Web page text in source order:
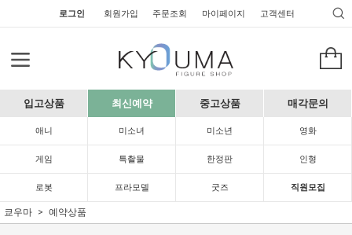
로그인 회원가입 주문조회 마이페이지 고객센터
입고상품 최신예약 중고상품 매각문의
애니 미소녀 미소년 영화
게임 특촬물 한정판 인형
로봇 프라모델 굿즈 직원모집
쿄우마 예약상품